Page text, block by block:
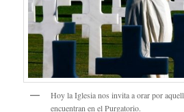
Hoy la Iglesia nos invita a orar por
encuentran en el Purgatorio.